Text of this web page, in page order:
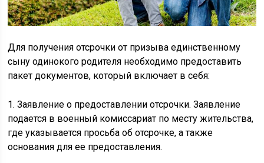
Для получения отсрочки от призыва единственному
сыну одинокого родителя необходимо предоставить
пакет документов, который включает в себя:
1. Заявление о предоставлении отсрочки. Заявление
подается в военный комиссариат по месту жительства,
где указывается просьба об отсрочке, а также
основания для ее предоставления.